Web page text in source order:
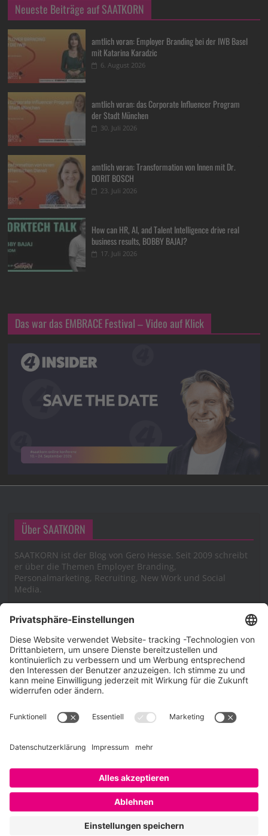
Neueste Beiträge auf SAATKORN
amtlich voran: Employer Branding bei der IWB Basel
mit Katarina Karadzic
6. August 2026
amtlich voran: das Corporate Influencer Program
der Stadt München
30. Juli 2026
amtlich voran: Transformation von Innen mit Dr.
DORIT BOSCH
23. Juli 2026
How can HR, AI, and Talent Intelligence drive real
business results, BOBBY BAJAJ?
17. Juli 2026
Das war das EMBRACE Festival – Video auf Klick
Über SAATKORN
SAATKORN ist der Blog von Gero Hesse. Seit 2009 schreibt
er über die Themen Employer Branding,
Personalmarketing, Recruiting, New Work und Social
Media.
Impressum
Impressum
Cookie-Richtlinie (EU)
Copyright © 2026SAATKORN